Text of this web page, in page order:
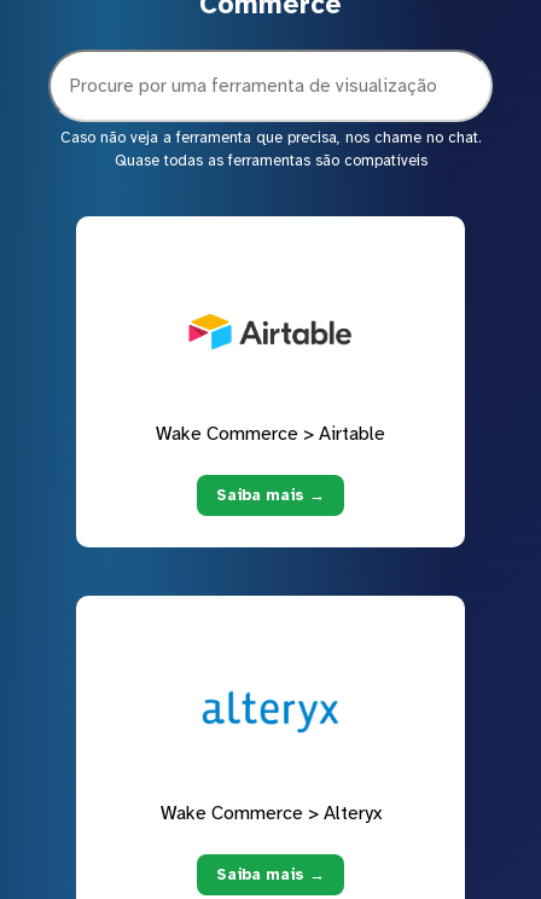
Caso não veja a ferramenta que precisa, nos chame no chat.
Quase todas as ferramentas são compatíveis
Wake Commerce > Airtable
Saiba mais →
Wake Commerce > Alteryx
Saiba mais →